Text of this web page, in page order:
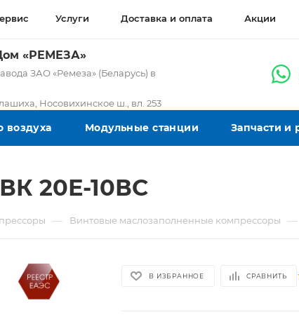
Услуги Доставка и оплата Акции
«РЕМЕЗА»
ЗАО «Ремеза» (Беларусь) в
Носовихинское ш., вл. 253
воздуха Модульные станции Запчасти и
20Е-10ВС
— Винтовые маслозаполненные компрессоры —
В ИЗБРАННОЕ СРАВНИТЬ